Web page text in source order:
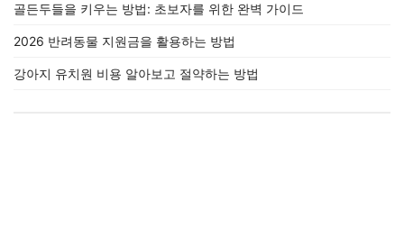
골든두들을 키우는 방법: 초보자를 위한 완벽 가이드
2026 반려동물 지원금을 활용하는 방법
강아지 유치원 비용 알아보고 절약하는 방법